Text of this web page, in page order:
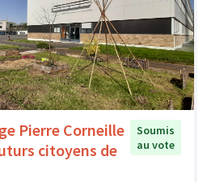
Pierre Corneille
citoyens de
Soumis
au vote